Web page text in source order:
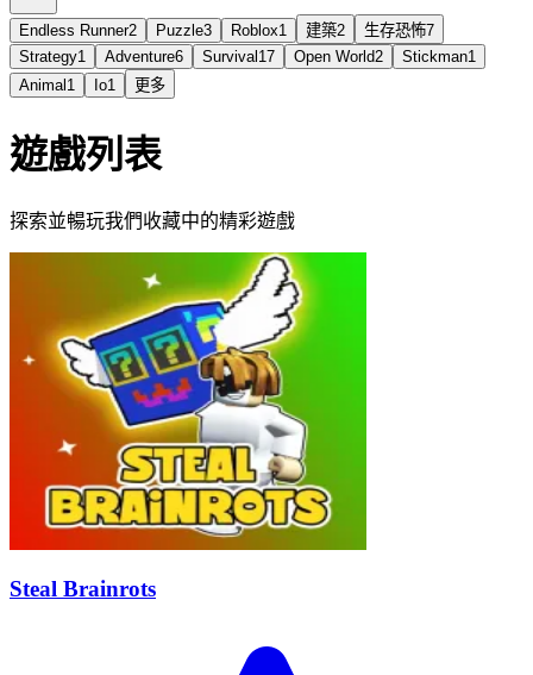
Endless Runner2 Puzzle3 Roblox1 建築2 生存恐怖7
Strategy1 Adventure6 Survival 17 Open World2 Stickman1
Animal 1 Io1 更多
遊戲列表
探索並暢玩我們收藏中的精彩遊戲
Steal Brainrots